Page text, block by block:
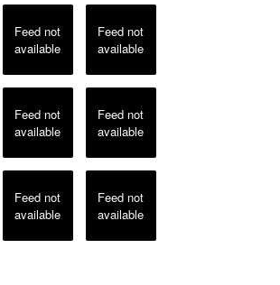
Feed not
available
Feed not
available
Feed not
available
Feed not
available
Feed not
available
Feed not
available